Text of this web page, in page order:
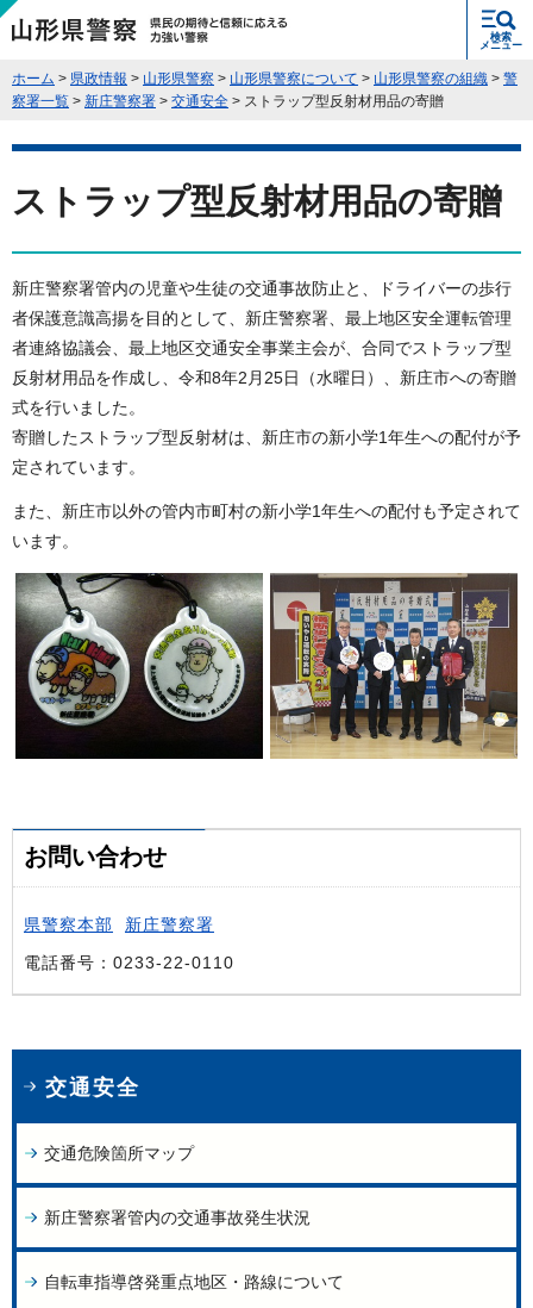
県民の期待と信頼に応える力強い警
察 山形県警察
検索
メニュー
ホーム > 県政情報 > 山形県警察 > 山形県警察について > 山形県警察の組織 > 警
察署一覧 > 新庄警察署 > 交通安全 > ストラップ型反射材用品の寄贈
ストラップ型反射材用品の寄贈
新庄警察署管内の児童や生徒の交通事故防止と、ドライバーの歩行
者保護意識高揚を目的として、新庄警察署、最上地区安全運転管理
者連絡協議会、最上地区交通安全事業主会が、合同でストラップ型
反射材用品を作成し、令和8年2月25日（水曜日）、新庄市への寄贈
式を行いました。
寄贈したストラップ型反射材は、新庄市の新小学1年生への配付が予
定されています。
また、新庄市以外の管内市町村の新小学1年生への配付も予定されて
います。
お問い合わせ
県警察本部
新庄警察署
電話番号：0233-22-0110
交通安全
交通危険箇所マップ
新庄警察署管内の交通事故発生状況
自転車指導啓発重点地区・路線について